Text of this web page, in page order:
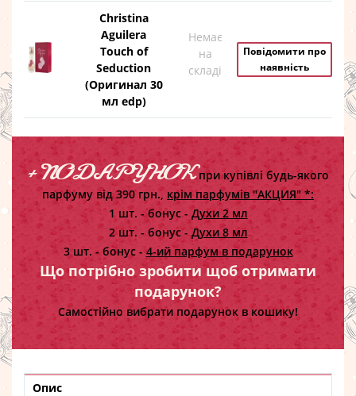
Christina
Aguilera
Touch of
Seduction
(Оригинал 30
мл edp)
Немає
на
складі
Повідомити про
наявність
+ ПОДАРУНОКпри купівлі будь-якого
парфуму від 390 грн., крім парфумів "АКЦИЯ" *:
1 шт. - бонус - Духи 2 мл
2 шт. - бонус -Духи 8 мл
3 шт. - бонус -4-ий парфум в подарунок
Що потрібно зробити щоб отримати
подарунок?
Самостійно вибрати подарунок в кошику!
Опис